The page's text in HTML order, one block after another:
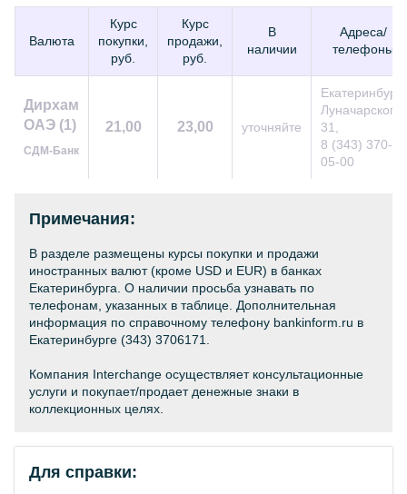
Валюта
Курс
покупки,
руб.
Курс
продажи,
руб.
В
наличии
Адреса/
телефоны
Дирхам
ОАЭ (1)
СДМ-Банк
21,00 23,00 уточняйте
Екатеринбург,
Луначарского,
31,
8 (343) 370-
05-00
Примечания:
В разделе размещены курсы покупки и продажи
иностранных валют (кроме USD и EUR) в банках
Екатеринбурга. О наличии просьба узнавать по
телефонам, указанных в таблице. Дополнительная
информация по справочному телефону bankinform.ru в
Екатеринбурге (343) 3706171.
Компания Interchange осуществляет консультационные
услуги и покупает/продает денежные знаки в
коллекционных целях.
Для справки: